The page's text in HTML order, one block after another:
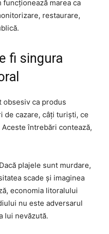
funcționează marea ca
restaurare,
fi singura
obsesiv ca produs
de cazare, câți turiști, ce
întrebări contează,
plajele sunt murdare,
scade și imaginea
economia litoralului
nu este adversarul
lui nevăzută.